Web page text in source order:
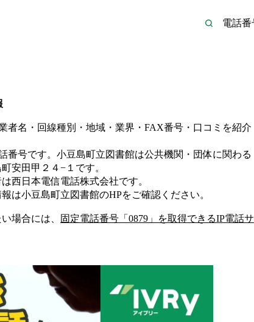
者名・回線種別・地域・業界・FAX番号・口コミを紹介
番号です。 小豆島町立図書館は公共機関・団体に関わる
安田甲２４−１ です。
西日本電信電話株式会社です。
は小豆島町立図書館のHPをご確認ください。
場合には、 固定電話番号「 0879 」を取得できるIP電話サ